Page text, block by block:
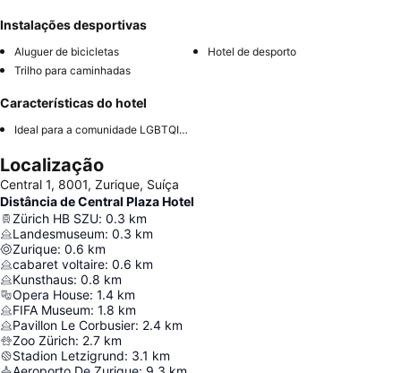
Instalações desportivas
Aluguer de bicicletas
Hotel de desporto
Trilho para caminhadas
Características do hotel
Ideal para a comunidade LGBTQIA+
Localização
Central 1, 8001, Zurique, Suíça
Distância de Central Plaza Hotel
Zürich HB SZU: 0.3 km
Landesmuseum: 0.3 km
Zurique: 0.6 km
cabaret voltaire: 0.6 km
Kunsthaus: 0.8 km
Opera House: 1.4 km
FIFA Museum: 1.8 km
Pavillon Le Corbusier: 2.4 km
Zoo Zürich: 2.7 km
Stadion Letzigrund: 3.1 km